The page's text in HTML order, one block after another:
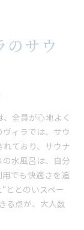
のサウ
全員が心地よく
ィラでは、サウ
ており、サウナ
水風呂は、自分
でも快適さを追
ととのいスペー
る点が、大人数